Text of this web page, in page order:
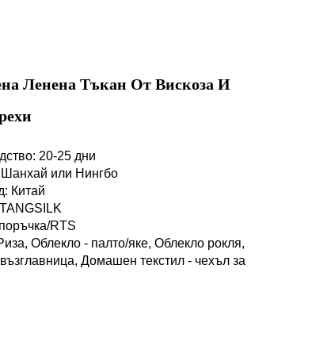
Ленена Тъкан От Вискоза И
20-25 дни
Шанхай или Нингбо
Китай
RTS
Облекло - палто/яке, Облекло рокля,
Домашен текстил - чехъл за